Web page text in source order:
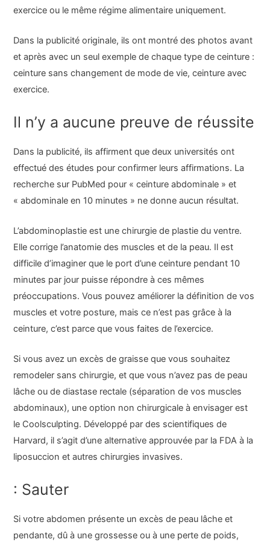
exercice ou le même régime alimentaire uniquement.
Dans la publicité originale, ils ont montré des photos avant
et après avec un seul exemple de chaque type de ceinture :
ceinture sans changement de mode de vie, ceinture avec
exercice.
Il n’y a aucune preuve de réussite
Dans la publicité, ils affirment que deux universités ont
effectué des études pour confirmer leurs affirmations. La
recherche sur PubMed pour « ceinture abdominale » et
« abdominale en 10 minutes » ne donne aucun résultat.
L’abdominoplastie est une chirurgie de plastie du ventre.
Elle corrige l’anatomie des muscles et de la peau. Il est
difficile d’imaginer que le port d’une ceinture pendant 10
minutes par jour puisse répondre à ces mêmes
préoccupations. Vous pouvez améliorer la définition de vos
muscles et votre posture, mais ce n’est pas grâce à la
ceinture, c’est parce que vous faites de l’exercice.
Si vous avez un excès de graisse que vous souhaitez
remodeler sans chirurgie, et que vous n’avez pas de peau
lâche ou de diastase rectale (séparation de vos muscles
abdominaux), une option non chirurgicale à envisager est
le Coolsculpting. Développé par des scientifiques de
Harvard, il s’agit d’une alternative approuvée par la FDA à la
liposuccion et autres chirurgies invasives.
: Sauter
Si votre abdomen présente un excès de peau lâche et
pendante, dû à une grossesse ou à une perte de poids,